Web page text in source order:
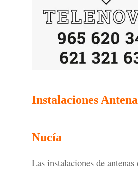
Instalaciones
Nucía
Las instalaciones de